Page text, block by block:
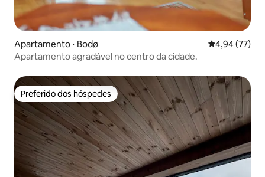
Apartamento ⋅ Bodø 4,94 de uma
4,94 (77)
Apartamento agradável no centro da cidade.
Preferido dos hóspedes
Preferido dos hóspedes